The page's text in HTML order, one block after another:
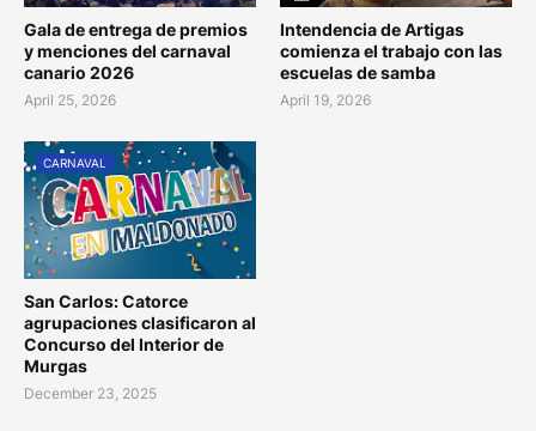
Gala de entrega de premios
y menciones del carnaval
canario 2026
April 25, 2026
Intendencia de Artigas
comienza el trabajo con las
escuelas de samba
April 19, 2026
CARNAVAL
San Carlos: Catorce
agrupaciones clasificaron al
Concurso del Interior de
Murgas
December 23, 2025